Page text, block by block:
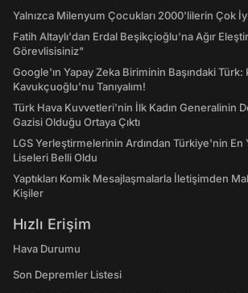
Yalnızca Milenyum Çocukları 2000'lilerin Çok
Fatih Altaylı'dan Erdal Beşikçioğlu'na Ağır
Görevlisisiniz"
Google'ın Yapay Zeka Biriminin Başındaki Türk:
Kavukçuoğlu'nu Tanıyalım!
Türk Hava Kuvvetleri'nin İlk Kadın Generalinin
Gazisi Olduğu Ortaya Çıktı
LGS Yerleştirmelerinin Ardından Türkiye'nin En
Liseleri Belli Oldu
Yaptıkları Komik Mesajlaşmalarla İletişimden
Kişiler
Hızlı Erişim
Hava Durumu
Son Depremler Listesi